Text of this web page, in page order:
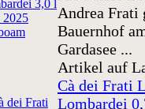
Andrea Frati
Bauernhof
Gardasee ...
Artikel auf
Cà dei Frati
Lombardei